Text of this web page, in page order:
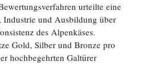
urteilte eine
und Ausbildung über
des Alpenkäses.
Gold, Silber und Bronze pro
hochbegehrten Galtürer